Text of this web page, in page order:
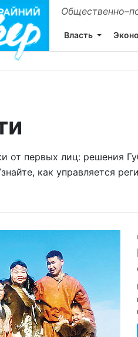
Власть
от первых лиц: решения
как управляется